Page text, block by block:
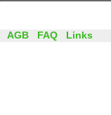
AGB FAQ Links